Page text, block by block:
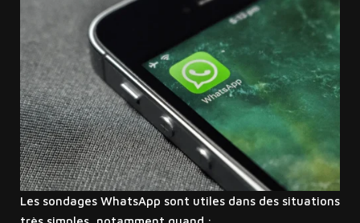
Les sondages WhatsApp sont utiles dans des situations